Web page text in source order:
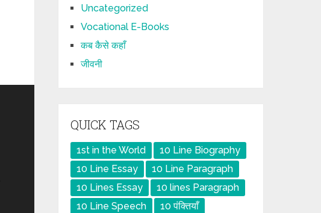
Uncategorized
Vocational E-Books
कब कैसे कहाँ
जीवनी
QUICK TAGS
1st in the World
10 Line Biography
10 Line Essay
10 Line Paragraph
10 Lines Essay
10 lines Paragraph
10 Line Speech
10 पंक्तियाँ